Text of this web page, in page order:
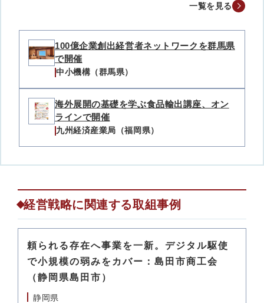
一覧を見る
100億企業創出経営者ネットワークを群馬県
で開催
中小機構（群馬県）
海外展開の基礎を学ぶ食品輸出講座、オン
ラインで開催
九州経済産業局（福岡県）
経営戦略に関連する取組事例
頼られる存在へ事業を一新。デジタル駆使
で小規模の弱みをカバー：島田市商工会
（静岡県島田市）
静岡県